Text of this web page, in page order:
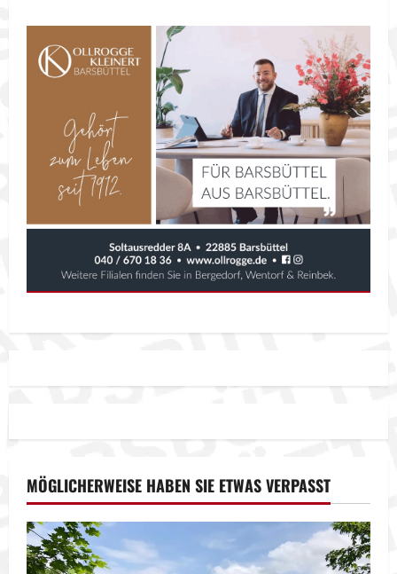
MÖGLICHERWEISE HABEN SIE ETWAS VERPASST